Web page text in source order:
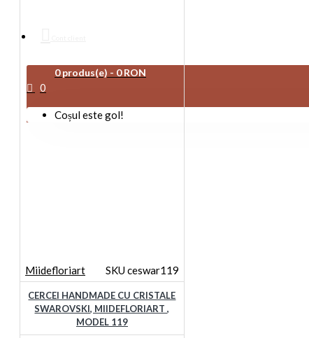
0 produs(e) - 0 RON
0
Coșul este gol!
Miidefloriart SKU ceswar119
CERCEI HANDMADE CU CRISTALE
SWAROVSKI, MIIDEFLORIART ,
MODEL 119